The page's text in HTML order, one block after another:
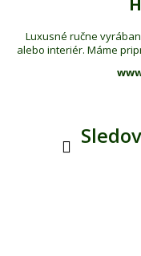
Luxusné ručne
alebo interiér. Máme